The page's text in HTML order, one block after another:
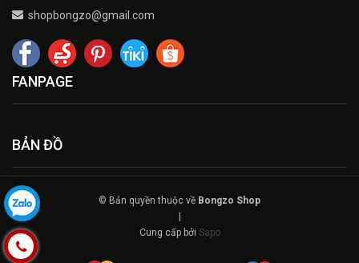
shopbongzo@gmail.com
FANPAGE
BẢN ĐỒ
© Bản quyền thuộc về Bongzo Shop
Cung cấp bởi Sapo